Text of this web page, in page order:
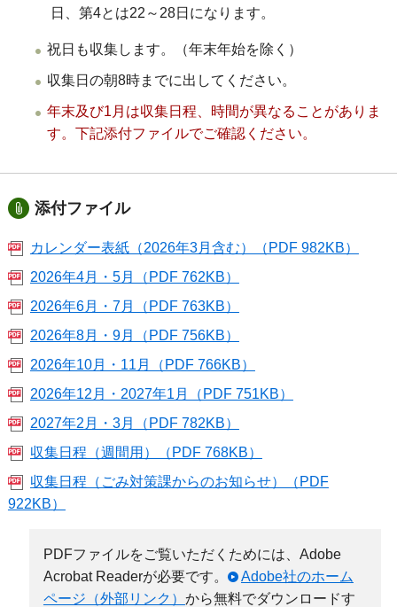
日、第4とは22～28日になります。
祝日も収集します。（年末年始を除く）
収集日の朝8時までに出してください。
年末及び1月は収集日程、時間が異なることがありま
す。下記添付ファイルでご確認ください。
添付ファイル
カレンダー表紙（2026年3月含む）（PDF 982KB）
2026年4月・5月（PDF 762KB）
2026年6月・7月（PDF 763KB）
2026年8月・9月（PDF 756KB）
2026年10月・11月（PDF 766KB）
2026年12月・2027年1月（PDF 751KB）
2027年2月・3月（PDF 782KB）
収集日程（週間用）（PDF 768KB）
収集日程（ごみ対策課からのお知らせ）（PDF
922KB）
PDFファイルをご覧いただくためには、Adobe
Acrobat Readerが必要です。
Adobe社のホーム
ページ（外部リンク） から無料でダウンロードす